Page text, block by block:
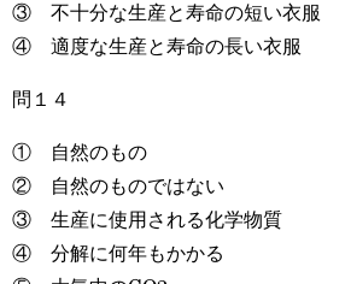
③ 不十分な生産と寿命の短い衣服
④ 適度な生産と寿命の長い衣服
問１４
① 自然のもの
② 自然のものではない
③ 生産に使用される化学物質
④ 分解に何年もかかる